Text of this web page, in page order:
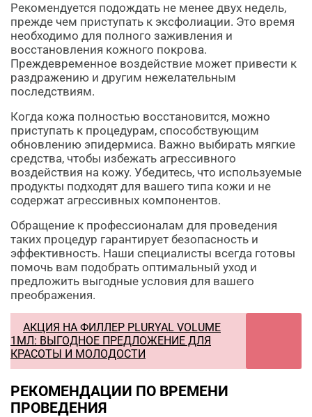
Рекомендуется подождать не менее двух недель,
прежде чем приступать к эксфолиации. Это время
необходимо для полного заживления и
восстановления кожного покрова.
Преждевременное воздействие может привести к
раздражению и другим нежелательным
последствиям.
Когда кожа полностью восстановится, можно
приступать к процедурам, способствующим
обновлению эпидермиса. Важно выбирать мягкие
средства, чтобы избежать агрессивного
воздействия на кожу. Убедитесь, что используемые
продукты подходят для вашего типа кожи и не
содержат агрессивных компонентов.
Обращение к профессионалам для проведения
таких процедур гарантирует безопасность и
эффективность. Наши специалисты всегда готовы
помочь вам подобрать оптимальный уход и
предложить выгодные условия для вашего
преображения.
АКЦИЯ НА ФИЛЛЕР PLURYAL VOLUME
1МЛ: ВЫГОДНОЕ ПРЕДЛОЖЕНИЕ ДЛЯ
КРАСОТЫ И МОЛОДОСТИ
РЕКОМЕНДАЦИИ ПО ВРЕМЕНИ
ПРОВЕДЕНИЯ